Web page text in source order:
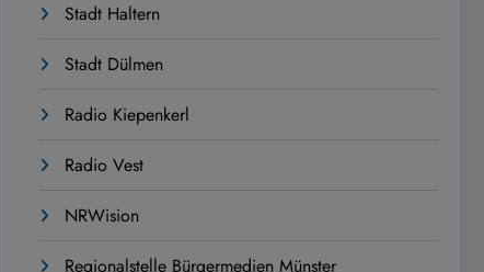
Stadt Haltern
Stadt Dülmen
Radio Kiepenkerl
Radio Vest
NRWision
Regionalstelle Bürgermedien Münster